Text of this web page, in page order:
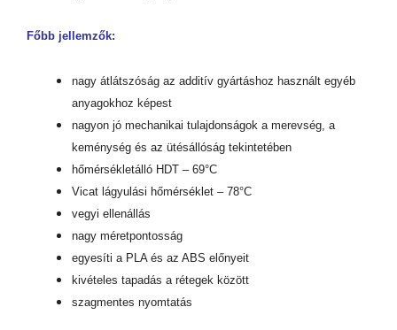
Főbb jellemzők:
nagy átlátszóság az additív gyártáshoz használt egyéb
anyagokhoz képest
nagyon jó mechanikai tulajdonságok a merevség, a
keménység és az ütésállóság tekintetében
hőmérsékletálló HDT – 69°C
Vicat lágyulási hőmérséklet – 78°C
vegyi ellenállás
nagy méretpontosság
egyesíti a PLA és az ABS előnyeit
kivételes tapadás a rétegek között
szagmentes nyomtatás